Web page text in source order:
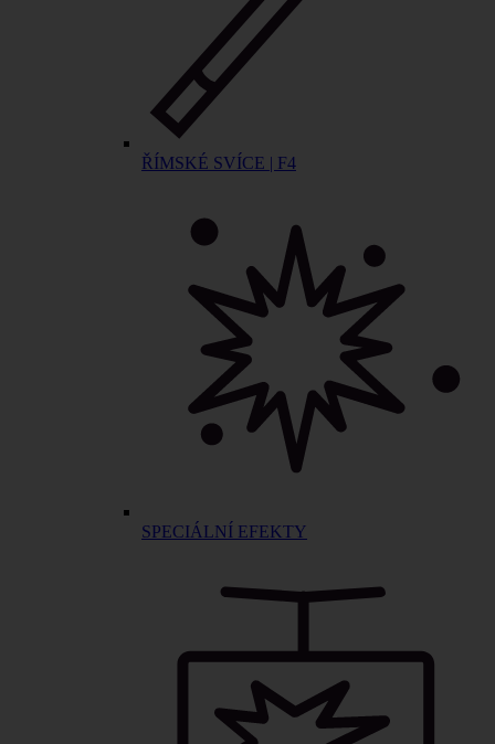
ŘÍMSKÉ SVÍCE | F4
SPECIÁLNÍ EFEKTY